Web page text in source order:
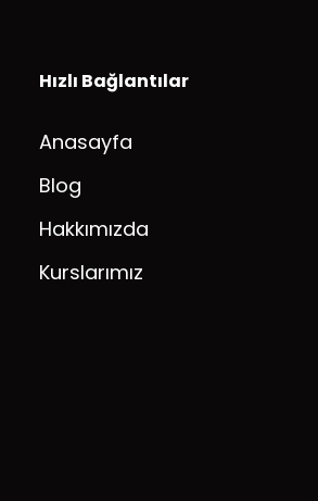
Hızlı Bağlantılar
Anasayfa
Blog
Hakkımızda
Kurslarımız